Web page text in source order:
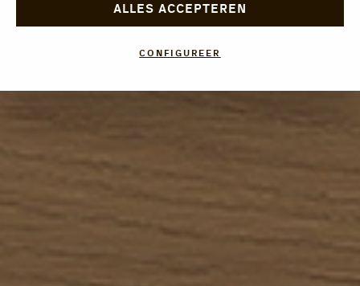
ALLES ACCEPTEREN
CONFIGUREER